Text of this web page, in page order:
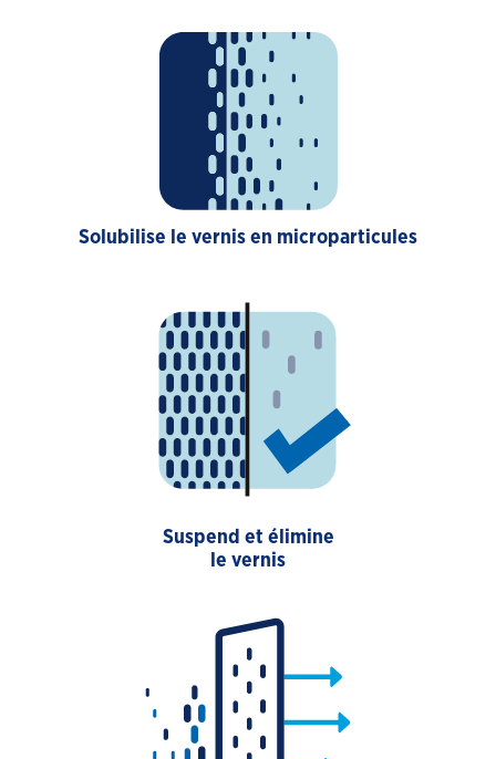
Solubilise le vernis en microparticules
Suspend et élimine
le vernis